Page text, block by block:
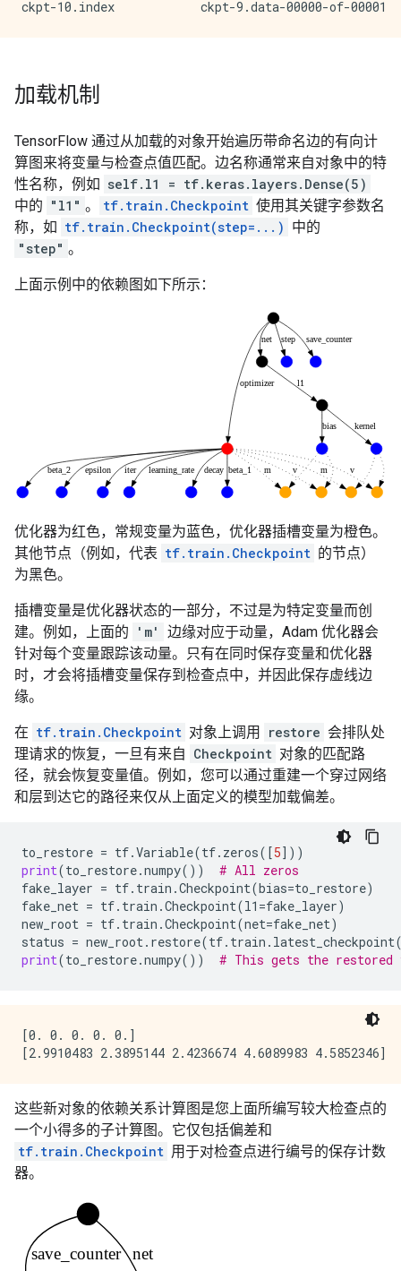
加载机制
TensorFlow 通过从加载的对象开始遍历带命名边的有向计
算图来将变量与检查点值匹配。边名称通常来自对象中的特
性名称，例如 self.l1 = tf.keras.layers.Dense(5)
中的 "l1" 。 tf.train.Checkpoint 使用其关键字参数名
称，如 tf.train.Checkpoint(step=...) 中的
"step" 。
上面示例中的依赖图如下所示：
优化器为红色，常规变量为蓝色，优化器插槽变量为橙色。
其他节点（例如，代表 tf.train.Checkpoint 的节点）
为黑色。
插槽变量是优化器状态的一部分，不过是为特定变量而创
建。例如，上面的
'm'
边缘对应于动量，Adam 优化器会
针对每个变量跟踪该动量。只有在同时保存变量和优化器
时，才会将插槽变量保存到检查点中，并因此保存虚线边
缘。
在 tf.train.Checkpoint 对象上调用 restore 会排队处
理请求的恢复，一旦有来自 Checkpoint 对象的匹配路
径，就会恢复变量值。例如，您可以通过重建一个穿过网络
和层到达它的路径来仅从上面定义的模型加载偏差。
to_restore = tf.Variable(tf. zeros([5]))
print(to_restore.numpy())
# All zeros
fake_layer = tf. train .Checkpoint(bias=to_restore)
fake_net = tf. train .Checkpoint(l1 =fake_layer)
new_root = tf. train .Checkpoint(net=fake_net)
status = new_root. restore(tf. train . latest_checkpoint
print(to_restore.numpy()) # This gets the restored
[0. 0. 0. 0. 0.]
这些新对象的依赖关系计算图是您上面所编写较大检查点的
一个小得多的子计算图。它仅包括偏差和
tf.train.Checkpoint 用于对检查点进行编号的保存计数
器。